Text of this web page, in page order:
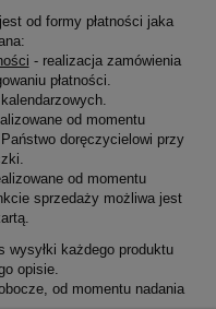
od formy płatności jaka
- realizacja zamówienia
płatności.
od momentu
doręczycielowi przy
od momentu
sprzedaży możliwa jest
wysyłki każdego produktu
opisie.
od momentu nadania